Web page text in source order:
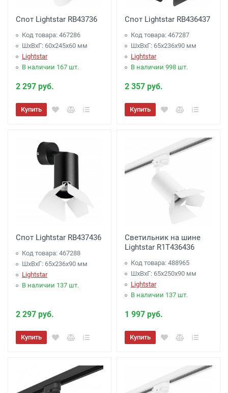
Спот Lightstar RB43736
Код товара: 467286
ШхВхГ: 60x245x60 мм
Lightstar
В наличии 167 шт.
2 297 руб.
Купить
Спот Lightstar RB436437
Код товара: 467287
ШхВхГ: 65x236x90 мм
Lightstar
В наличии 998 шт.
2 357 руб.
Купить
Спот Lightstar RB437436
Код товара: 467288
ШхВхГ: 65x236x90 мм
Lightstar
В наличии 137 шт.
2 297 руб.
Купить
Светильник на шине
Lightstar R1T436436
Код товара: 488965
ШхВхГ: 65x250x90 мм
Lightstar
В наличии 137 шт.
1 997 руб.
Купить